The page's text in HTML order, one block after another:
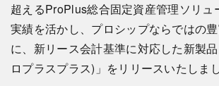
超えるProPlus総合固定資産管理ソリュ
実績を活かし、プロシップならではの
に、新リース会計基準に対応した新製
ロプラスプラス)」をリリースいたしまし